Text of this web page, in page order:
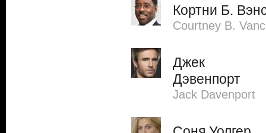
Кортни Б.
Courtney B.
Джек
Дэвенпорт
Jack Davenport